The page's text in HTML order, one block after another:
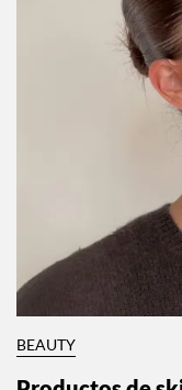
BEAUTY